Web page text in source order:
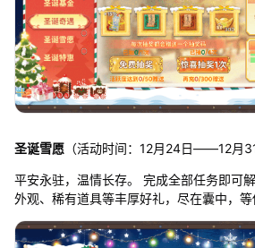
圣诞雪愿（活动时间：12月24日——12月31
平安永驻，温情长存。 完成全部任务即可
外观、稀有道具等丰厚好礼，尽在囊中，等